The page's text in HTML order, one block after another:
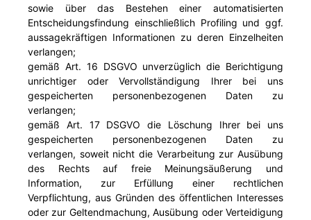
sowie über das Bestehen einer automatisierten
Entscheidungsfindung einschließlich Profiling und ggf.
aussagekräftigen Informationen zu deren Einzelheiten
verlangen;
gemäß Art. 16 DSGVO unverzüglich die Berichtigung
unrichtiger oder Vervollständigung Ihrer bei uns
gespeicherten personenbezogenen Daten zu
verlangen;
gemäß Art. 17 DSGVO die Löschung Ihrer bei uns
gespeicherten personenbezogenen Daten zu
verlangen, soweit nicht die Verarbeitung zur Ausübung
des Rechts auf freie Meinungsäußerung und
Information, zur Erfüllung einer rechtlichen
Verpflichtung, aus Gründen des öffentlichen Interesses
oder zur Geltendmachung, Ausübung oder Verteidigung